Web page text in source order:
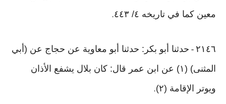
معين كما في تاريخه ٤/ ٤٤٣
.
٢١٤٦ - حدثنا أبو بكر: حدثنا أبو معاوية عن حجاج عن (أبي
المثنى) (١) عن ابن عمر قال: كان بلال يشفع الأذان
ويوتر الإقامة (٢)
.